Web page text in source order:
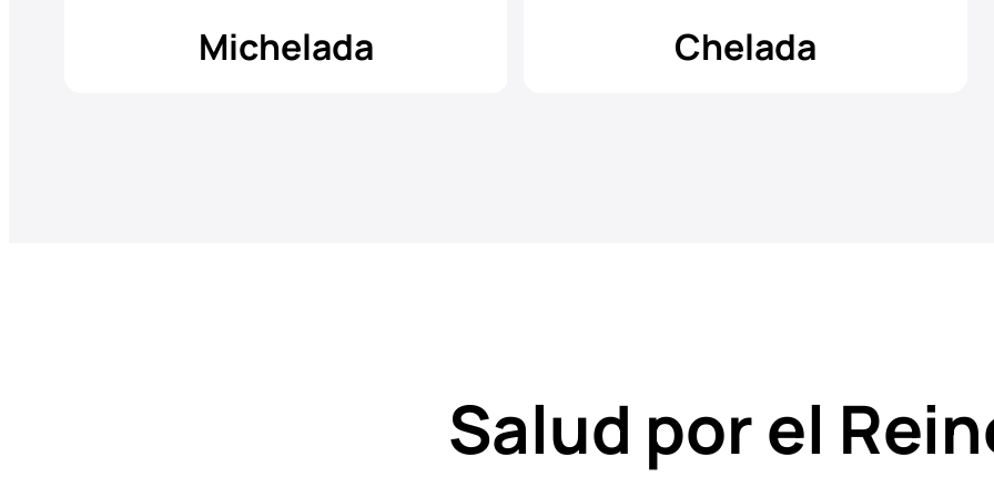
Michelada Chelada
Salud por el